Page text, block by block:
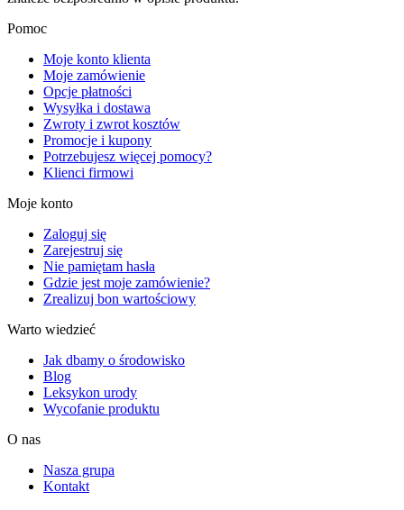
Pomoc
Moje konto klienta
Moje zamówienie
Opcje płatności
Wysyłka i dostawa
Zwroty i zwrot kosztów
Promocje i kupony
Potrzebujesz więcej pomocy?
Klienci firmowi
Moje konto
Zaloguj się
Zarejestruj się
Nie pamiętam hasła
Gdzie jest moje zamówienie?
Zrealizuj bon wartościowy
Warto wiedzieć
Jak dbamy o środowisko
Blog
Leksykon urody
Wycofanie produktu
O nas
Nasza grupa
Kontakt